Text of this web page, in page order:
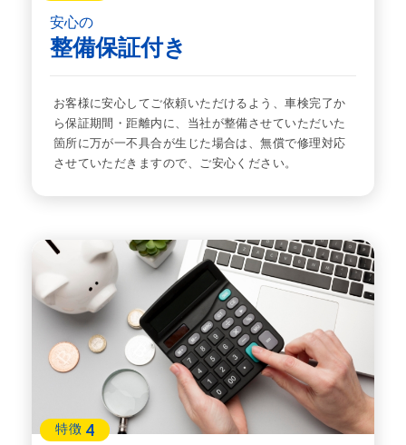
安心の
整備保証付き
お客様に安心してご依頼いただけるよう、車検完了か
ら保証期間・距離内に、当社が整備させていただいた
箇所に万が一不具合が生じた場合は、無償で修理対応
させていただきますので、ご安心ください。
特徴 4